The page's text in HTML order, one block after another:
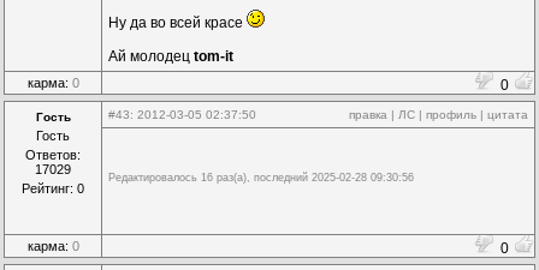
Ну да во всей красе
Ай молодец tom-it
карма: 0 0
Гость
Гость
Ответов:
17029
Рейтинг: 0
#43: 2012-03-05 02:37:50 правка | ЛС | профиль | цитата
Редактировалось 16 раз(а), последний 2025-02-28 09:30:56
карма: 0 0